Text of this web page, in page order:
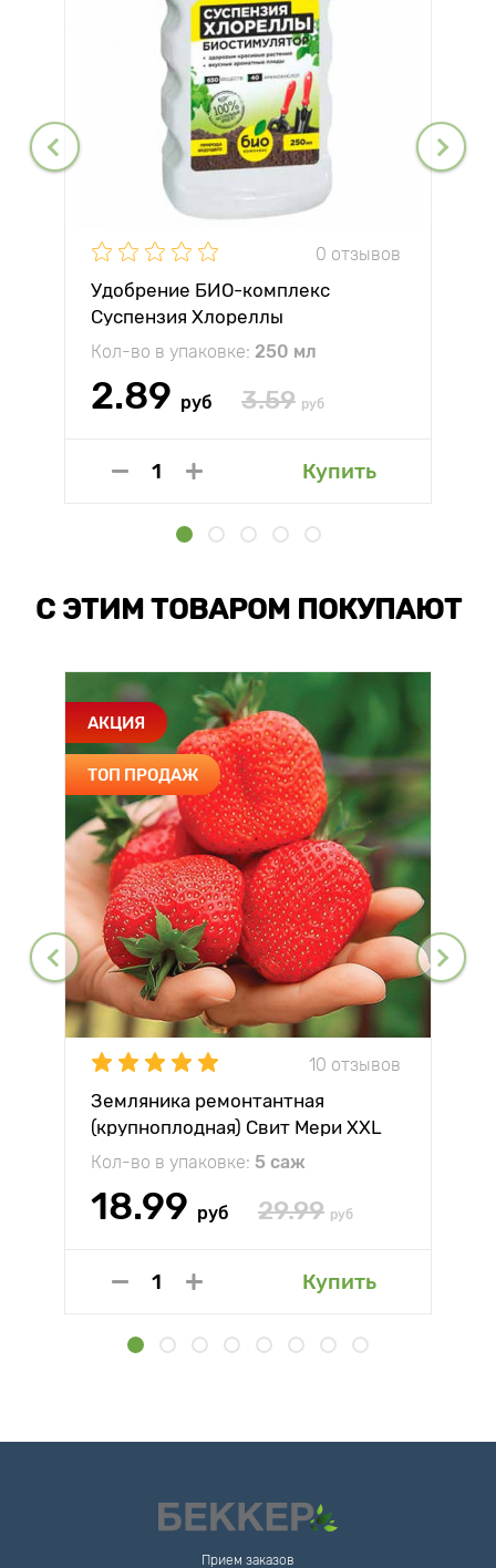
0 отзывов
Удобрение БИО-комплекс
Суспензия Хлореллы
Кол-во в упаковке: 250 мл
2.89 руб 3.59 руб
Купить
С ЭТИМ ТОВАРОМ ПОКУПАЮТ
АКЦИЯ
ТОП ПРОДАЖ
10 отзывов
Земляника ремонтантная
(крупноплодная) Свит Мери XXL
Кол-во в упаковке: 5 саж
18.99 руб 29.99 руб
Купить
Прием заказов